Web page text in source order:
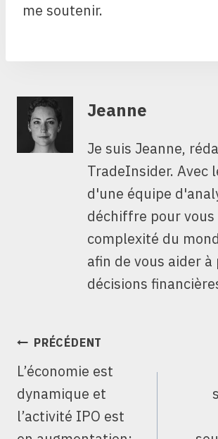
me soutenir.
Jeanne
Je suis Jeanne,
TradeInsider. Avec
d'une équipe
déchiffre pour vous
complexité du
afin de vous aider
décisions
NAVIGATION
L’ARTICLE
PRÉCÉDENT
L’économie est
dynamique et
l’activité IPO est